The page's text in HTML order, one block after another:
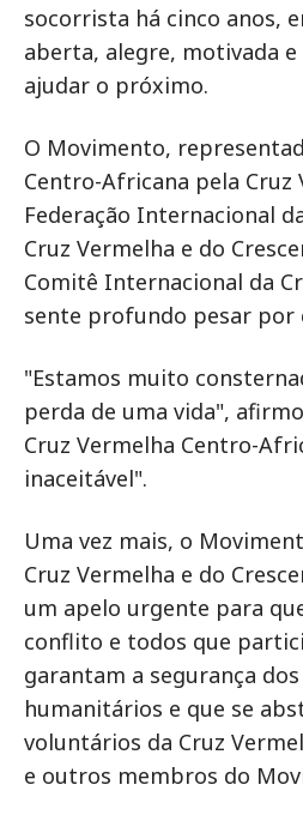
socorrista há cinco anos,
aberta, alegre, motivada
ajudar o próximo.
O Movimento,
Centro-Africana pela Cruz
Federação Internacional
Cruz Vermelha e do
Comitê Internacional da
sente profundo pesar por
"Estamos muito
perda de uma vida",
Cruz Vermelha Centro-
inaceitável".
Uma vez mais, o
Cruz Vermelha e do
um apelo urgente para
conflito e todos que
garantam a segurança
humanitários e que se
voluntários da Cruz
e outros membros do